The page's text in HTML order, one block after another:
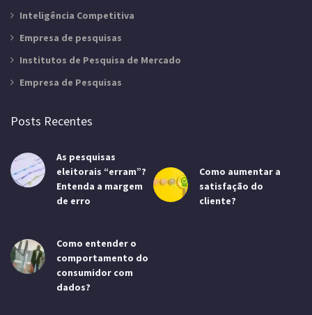
Inteligência Competitiva
Empresa de pesquisas
Institutos de Pesquisa de Mercado
Empresa de Pesquisas
Posts Recentes
As pesquisas
eleitorais “erram”?
Entenda a margem
de erro
Como aumentar a
satisfação do
cliente?
Como entender o
comportamento do
consumidor com
dados?